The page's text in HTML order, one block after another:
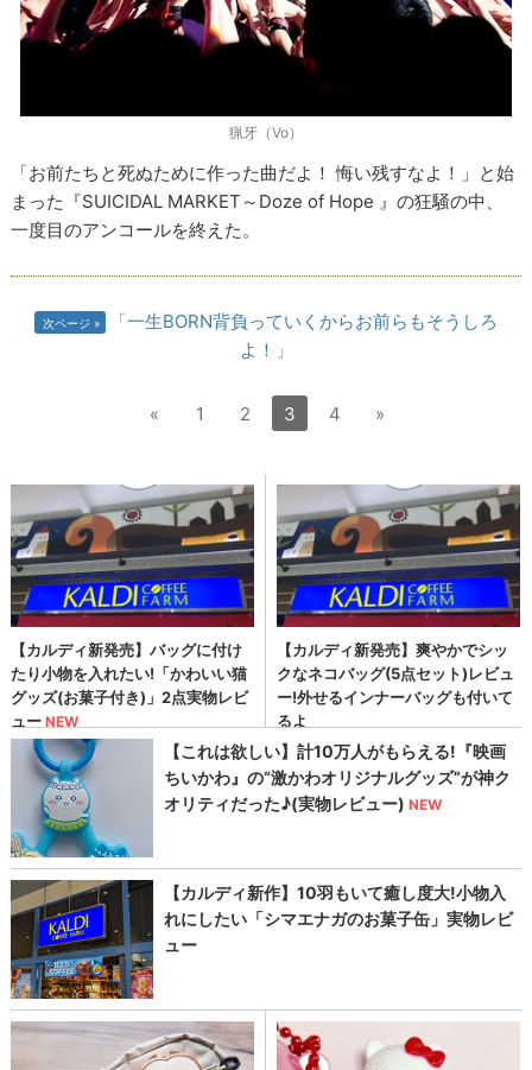
猟牙（Vo）
「お前たちと死ぬために作った曲だよ！ 悔い残すなよ！」と始
まった『SUICIDAL MARKET～Doze of Hope 』の狂騒の中、
一度目のアンコールを終えた。
次ページ
「一生BORN背負っていくからお前らもそうしろ
よ！」
« 1 2 3 4 »